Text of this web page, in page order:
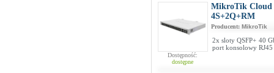
Dostępność:
dostępne
MikroTik Cloud
4S+2Q+RM
Producent: MikroTik
2x sloty QSFP+ 40
port konsolowy RJ45